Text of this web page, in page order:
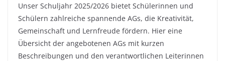
Unser Schuljahr 2025/2026 bietet Schülerinnen und
Schülern zahlreiche spannende AGs, die Kreativität,
Gemeinschaft und Lernfreude fördern. Hier eine
Übersicht der angebotenen AGs mit kurzen
Beschreibungen und den verantwortlichen Leiterinnen